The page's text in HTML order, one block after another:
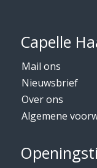
Capelle
Mail ons
Nieuwsbrief
Over ons
Algemene